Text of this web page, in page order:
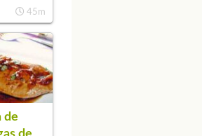
45m
de
de